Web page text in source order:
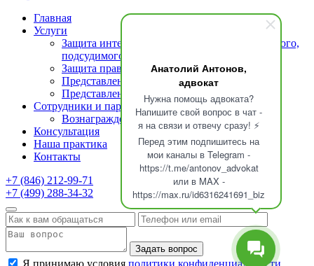
Анатолий Антонов,
адвокат
Нужна помощь адвоката?
Напишите свой вопрос в чат -
я на связи и отвечу сразу! ⚡
Перед этим подпишитесь на
мои каналы в Telegram -
https://t.me/antonov_advokat
или в MAX -
https://max.ru/id6316241691_biz
Главная
Услуги
Защита интересов подозреваемого (обвиняемого,
подсудимого)
Защита прав свидетелей
Представление интересов потерпевшего
Представление интересов осужденных
Сотрудники и партнеры
Вознаграждение адвоката
Консультация
Наша практика
Контакты
+7 (846) 212-99-71
+7 (499) 288-34-32
Задать вопрос
Я принимаю условия политики конфиденциальности